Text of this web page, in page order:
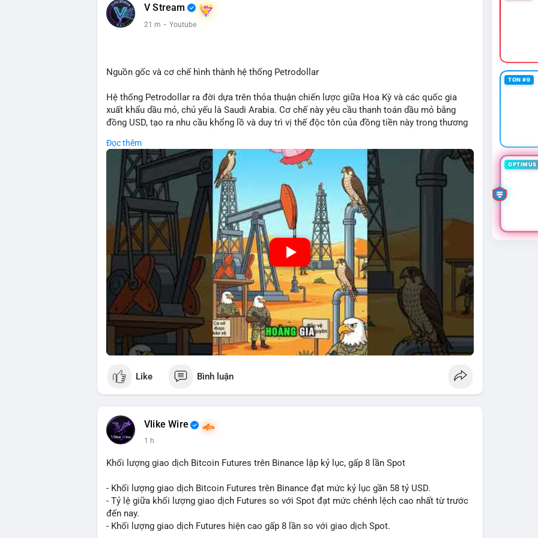
V Stream
21 m · Youtube
Nguồn gốc và cơ chế hình thành hệ thống Petrodollar
Hệ thống Petrodollar ra đời dựa trên thỏa thuận chiến lược giữa Hoa Kỳ và các quốc gia
xuất khẩu dầu mỏ, chủ yếu là Saudi Arabia. Cơ chế này yêu cầu thanh toán dầu mỏ bằng
đồng USD, tạo ra nhu cầu khổng lồ và duy trì vị thế độc tôn của đồng tiền này trong thương
mạnh tài chính Mỹ và ảnh hưởng trực tiếp đến dòng vốn toàn cầu.
🎥 Xem video trực tiếp tại:
Nguồn: Cú Thông Thái
Đọc thêm
Like Bình luận
Vlike Wire
1 h
Khối lượng giao dịch Bitcoin Futures trên Binance lập kỷ lục, gấp 8 lần Spot
- Khối lượng giao dịch Bitcoin Futures trên Binance đạt mức kỷ lục gần 58 tỷ USD.
- Tỷ lệ giữa khối lượng giao dịch Futures so với Spot đạt mức chênh lệch cao nhất từ trước
đến nay.
- Khối lượng giao dịch Futures hiện cao gấp 8 lần so với giao dịch Spot.
TON #9
OPTIMUS